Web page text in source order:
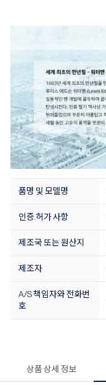
품명 및 모델명
인증.허가 사항
제조국 또는 원산지
제조자
A/S 책임자와 전화번
호
상품 상세 정보